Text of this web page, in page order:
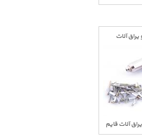
یراق آلات
آلات قایم